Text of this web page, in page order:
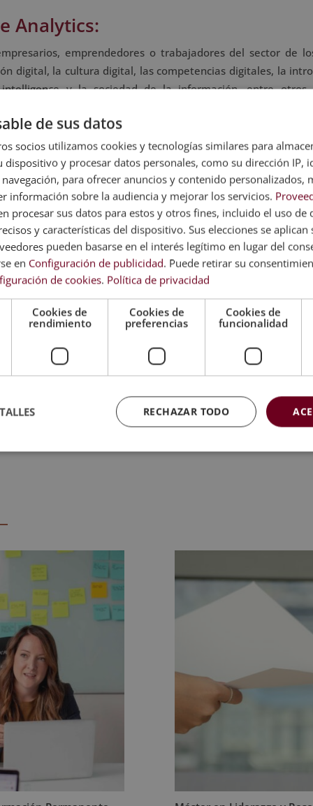
Analytics:
emprendedores o trabajadores del sector de
digital, la cultura digital, las competencias digitales, la
y la sociedad de la información, entre otros
a encontrará ejercicios de autoevaluación que le
de forma autónoma.
electrónico con las claves de acceso a nuestro
el alumno recibirá un diploma que certifica el
por nuestra condición de socios de la CECAP y
da fe de la validez, contenidos y autenticidad del título a
de sus datos
socios utilizamos cookies y tecnologías similares para
dispositivo y procesar datos personales, como su dirección IP,
para ofrecer anuncios y contenido personalizados,
información sobre la audiencia y mejorar los servicios.
procesar sus datos para estos y otros fines, incluido el uso de
y características del dispositivo. Sus elecciones se aplican
pueden basarse en el interés legítimo en lugar del
en Configuración de publicidad. Puede retirar su
de cookies. Política de privacidad
Cookies de
rendimiento
Cookies de
preferencias
Cookies de
funcionalidad
RECHAZAR TODO